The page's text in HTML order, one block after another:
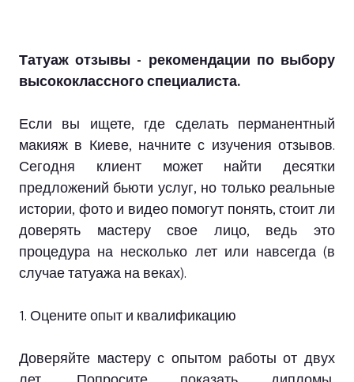
Татуаж отзывы - рекомендации по выбору
высококлассного специалиста.
Если вы ищете, где сделать перманентный
макияж в Киеве, начните с изучения отзывов.
Сегодня клиент может найти десятки
предложений бьюти услуг, но только реальные
истории, фото и видео помогут понять, стоит ли
доверять мастеру свое лицо, ведь это
процедура на несколько лет или навсегда (в
случае татуажа на веках).
1. Оцените опыт и квалификацию
Доверяйте мастеру с опытом работы от двух